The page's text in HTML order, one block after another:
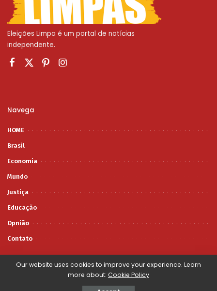
Eleições Limpa é um portal de notícias
independente.
Navega
HOME
Brasil
Economia
Mundo
Justiça
Educação
Opnião
Contato
Our website uses cookies to improve your experience. Learn
more about: Cookie Policy